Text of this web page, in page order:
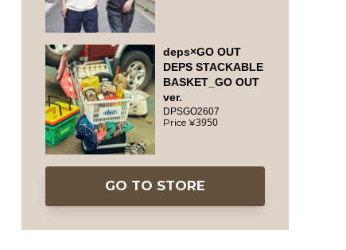
deps×GO OUT
DEPS STACKABLE
BASKET_GO OUT
ver.
DPSGO2607
3950
GO TO STORE